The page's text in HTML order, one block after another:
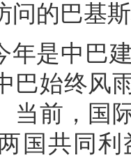
问的巴基
年是中巴
巴始终风
当前，国
国共同